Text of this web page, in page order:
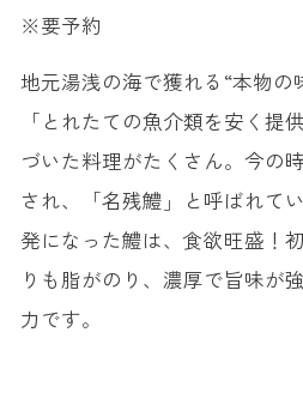
※要予約
地元湯浅の海で獲れる“本物の
「とれたての魚介類を安く提
づいた料理がたくさん。今の
され、「名残鱧」と呼ばれて
発になった鱧は、食欲旺盛！
りも脂がのり、濃厚で旨味が
力です。